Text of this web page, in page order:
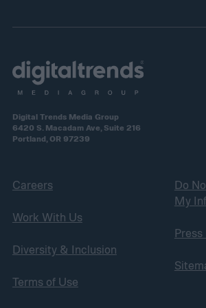
Digital Trends Media Group
6420 S. Macadam Ave, Suite 216
Portland, OR 97239
Careers
Work With Us
Diversity & Inclusion
Terms of Use
Do
My
Press